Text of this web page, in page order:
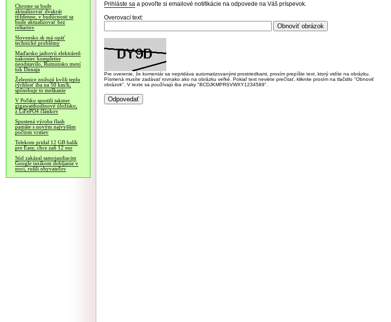
Chrome sa bude
aktualizovať dvakrát
týždenne, v budúcnosti sa
bude aktualizovať bez
reštartov
Slovensko.sk má opäť
technické problémy
Maďarsko jadrovú elektráreň
nakoniec kompletne
neodstavilo, Rumunsko mení
tok Dunaja
Železnice znižujú kvôli teplu
rýchlosť iba na 50 km/h,
spôsobuje to meškanie
V Poľsku spustili takmer
gigawatthodinové úložisko,
z LiFePO4 článkov
Spustená výroba flash
pamäte s novým najvyšším
počtom vrstiev
Telekom pridal 12 GB balík
pre Easy, chce zaň 12 eur
Súd zakázal samojazdiacim
Google taxíkom dobíjanie v
noci, rušili obyvateľov
Prihláste sa a povoľte si emailové notifikácie na odpovede na Váš príspevok.
Overovací text:
Pre overenie, že komentár sa nepridáva automatizovanými prostriedkami, prosím prepíšte text, ktorý vidíte na obrázku.
Písmená musíte zadávať rovnako ako na obrázku veľké. Pokiaľ text neviete prečítať, kliknite prosím na tlačidlo "Obnoviť
obrázok". V texte sa používajú iba znaky "BCDJKMPRSVWXY1234589".